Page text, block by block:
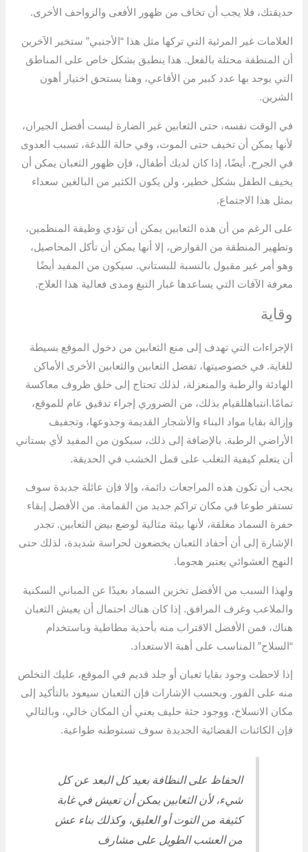
حديقتك، فلا يجب أن تخاف من ظهور الأفعى والزواحف الأخرى.
العلامات غير المرئية التي تركها مثل هذا “الأجنبي” ستخبر الآخرين
أن المنطقة محتلة بالفعل. هذا ينطبق بشكل خاص على المناطق
التي يوجد بها عدد كبير من الأفاعي، وهنا يستحق اختيار أهون
الشرين.
في الوقت نفسه، حتى الثعابين غير الضارة ليست أفضل الجيران،
لأنها يمكن أن تخيف حتى الموت، وفي حالة اللدغة، تسبب العدوى
في الجرح. أيضًا، إذا كان لديك أطفال، فإن ظهور الثعبان يمكن أن
يخيف الطفل بشكل خطير، ولن يكون الكثير من البالغين سعداء
بمثل هذا الاجتماع.
على الرغم من أن هذه الثعابين يمكن أن تؤدي وظيفة المنظمين،
وتطهير المنطقة من القوارض، إلا أنها يمكن أن تأكل المحاصيل،
وهو أمر غير مقبول بالنسبة للبستاني. سيكون من المفيد أيضًا
معرفة الآفات التي يساعدها غبار التبغ ومدى فعالية هذا العلاج.
وقاية
الإجراءات التي تهدف إلى منع الثعابين من دخول الموقع بسيطة
للغاية. في خصوصيتها، تفضل الثعابين والثعابين الأخرى الأماكن
الهادئة والرطبة والمنعزلة، لذلك تحتاج إلى خلق ظروف معاكسة
تمامًا.انتباهللقيام بذلك، من الضروري إجراء تدقيق عام للموقع،
وإزالة بقايا مواد البناء والأشجار القديمة وجذوعها، وتجفيف
الأراضي الرطبة. بالإضافة إلى ذلك، سيكون من المفيد لأي بستاني
أن يتعلم كيفية التغلب على قمل الخشب في الحديقة.
يجب أن تكون هذه المراجعات دائمة، وإلا فإن عائلة جديدة سوف
تستقر طوعا في مكان تراكم جديد من القمامة. من الأفضل إبقاء
حفرة السماد مغلقة، لأنها بيئة مثالية لوضع بيض الثعابين. تجدر
الإشارة إلى أن أحفاد الثعبان يخضعون لحراسة شديدة، لذلك حتى
النهج العشوائي يعتبر هجوما.
ولهذا السبب من الأفضل تخزين السماد بعيدًا عن المباني السكنية
والملاعب وغرف المرافق. إذا كان هناك احتمال أن يعيش الثعبان
هناك، فمن الأفضل الاقتراب منه بأحذية مطاطية وباستخدام
“السلاح” المناسب على أهبة الاستعداد.
إذا لاحظت وجود بقايا ثعبان أو جلد قديم في الموقع، عليك التخلص
منه على الفور. وبحسب الإشارات فإن الثعبان سيعود بالتأكيد إلى
مكان الانسلاخ، ووجود جثة حليف يعني أن المكان خالي، وبالتالي
فإن الكائنات الفضائية الجديدة سوف تستوطنه طواعية.
الحفاظ على النظافة بعيد كل البعد عن كل
شيء، لأن الثعابين يمكن أن تعيش في غابة
كثيفة من التوت أو العليق، وكذلك بناء عش
من العشب الطويل على مشارف